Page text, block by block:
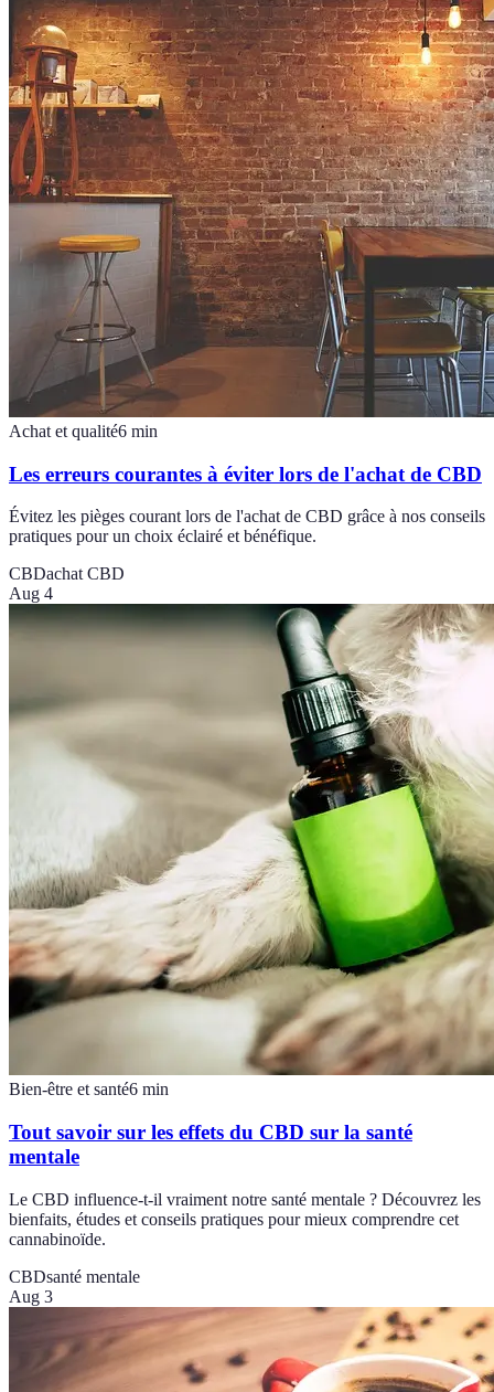
Achat et qualité6 min
Les erreurs courantes à éviter lors de l'achat de CBD
Évitez les pièges courant lors de l'achat de CBD grâce à nos conseils
pratiques pour un choix éclairé et bénéfique.
CBDachat CBD
Aug 4
Bien-être et santé6 min
Tout savoir sur les effets du CBD sur la santé
mentale
Le CBD influence-t-il vraiment notre santé mentale ? Découvrez les
bienfaits, études et conseils pratiques pour mieux comprendre cet
cannabinoïde.
CBDsanté mentale
Aug 3